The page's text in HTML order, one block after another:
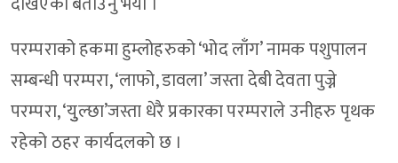
परम्पराको हकमा हुम्लोहरुको ‘भोद लाँग’ नामक पशुपालन
सम्बन्धी परम्परा, ‘लाफो, डावला’ जस्ता देबी देवता पुज्ने
परम्परा, ‘युुल्छा’जस्ता धेरै प्रकारका परम्पराले उनीहरु पृथक
रहेको ठहर कार्यदलको छ ।